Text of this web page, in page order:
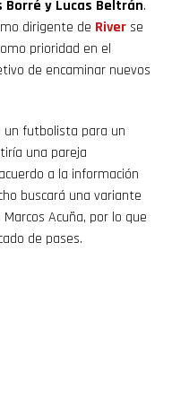
Borré y Lucas Beltrán.
dirigente de Riverse
prioridad en el
de encaminar nuevos
un futbolista para un
una pareja
a la información
buscará una variante
Acuña, por lo que
de pases.